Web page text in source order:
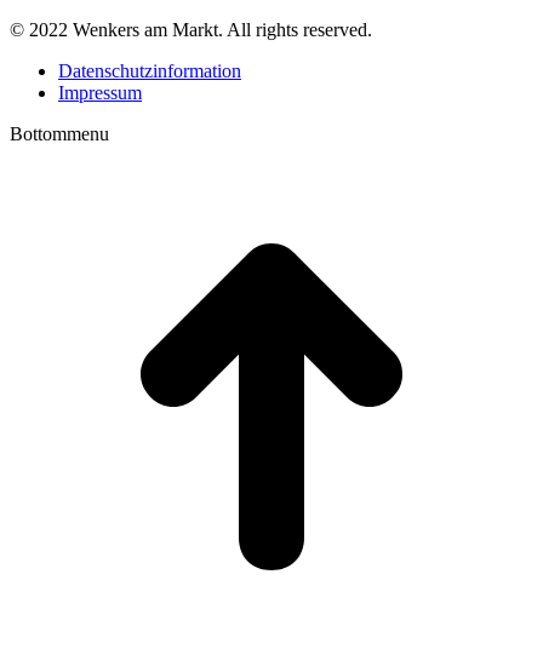
© 2022 Wenkers am Markt. All rights reserved.
Datenschutzinformation
Impressum
Bottommenu